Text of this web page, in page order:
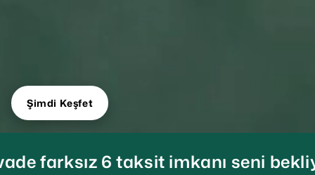
Şimdi Keşfet
taksit imkanı seni bekliyorTüm